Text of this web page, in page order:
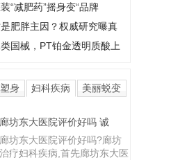
“减肥药”摇身变“品牌
肥胖主因？权威研究曝真
国械，PT铂金透明质酸上
身 妇科疾病 美丽蜕变
蛋蛋面膜效果怎么样？让你
肌肤护理在我们日常生活中不
可缺少,不管是补水、美白、抗